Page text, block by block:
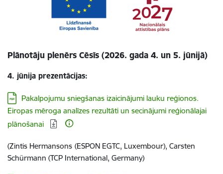
Plānotāju plenērs Cēsīs (2026. gada 4. un 5. jūnijā)
4. jūnija prezentācijas:
Lejupielādēt:
Pakalpojumu sniegšanas izaicinājumi lauku reģionos.
Eiropas mēroga analīzes rezultāti un secinājumi reģionālajai
plānošanai​
(Zintis Hermansons (ESPON EGTC, Luxembour), Carsten
Schürmann (TCP International, Germany)